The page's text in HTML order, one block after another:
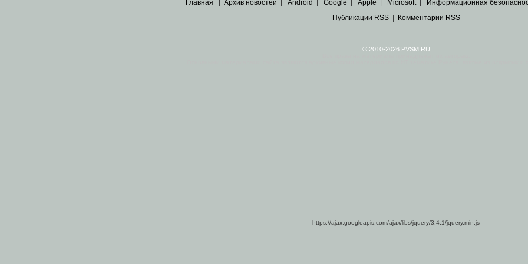
Главная Архив новостей Android Google Apple Microsoft| Информационная
Публикации RSS| Комментарии RSS
© 2010-2026 PVSM.RU
https://ajax.googleapis.com/ajax/libs/jquery/3.4.1/jquery.min.js